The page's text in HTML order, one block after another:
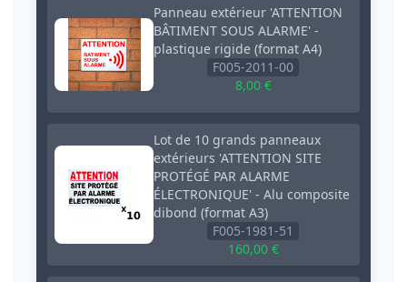
Panneau extérieur 'ATTENTION
BÂTIMENT SOUS ALARME' -
plastique rigide (format A4)
F005-2011-00
8,00 €
Lot de 10 grands panneaux
extérieurs 'ATTENTION SITE
PROTÉGÉ PAR ALARME
ÉLECTRONIQUE' - Alu composite
dibond (format A3)
F005-1981-51
160,00 €